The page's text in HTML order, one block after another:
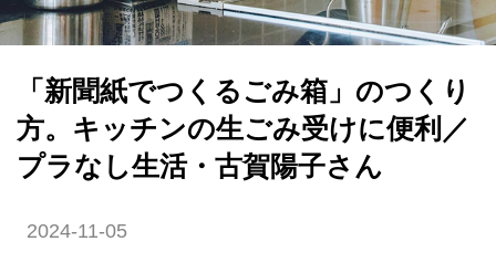
「新聞紙でつくるごみ箱」のつくり
方。キッチンの生ごみ受けに便利／
プラなし生活・古賀陽子さん
2024-11-05